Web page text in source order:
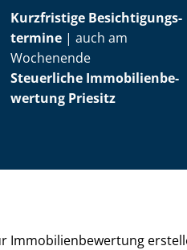
Kurzfristige Be­sich­ti­gungs­
ter­mi­ne | auch am
Wochenende
Steuerliche Im­mo­bi­li­en­be­
wer­tung Priesitz
Im­mo­bi­li­en­be­wer­tung